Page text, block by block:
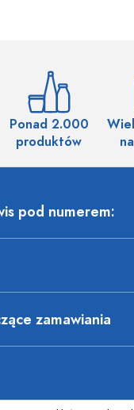
Ponad 2.000
produktów
pod numerem:
zamawiania